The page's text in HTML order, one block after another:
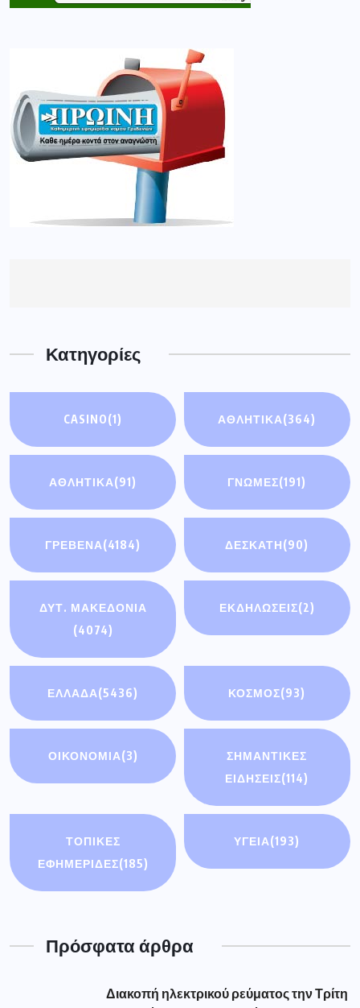
Κατηγορίες
CASINO(1) ΑΘΛΗΤΙΚΑ(364)
ΑΘΛΗΤΙΚΆ(91) ΓΝΩΜΕΣ(191)
ΓΡΕΒΕΝΑ(4184) ΔΕΣΚΑΤΗ(90)
ΔΥΤ. ΜΑΚΕΔΟΝΙΑ
(4074)
ΕΚΔΗΛΩΣΕΙΣ(2)
ΕΛΛΑΔΑ(5436) ΚΟΣΜΟΣ(93)
ΟΙΚΟΝΟΜΊΑ(3)
ΣΗΜΑΝΤΙΚΈΣ
ΕΙΔΉΣΕΙΣ(114)
ΤΟΠΙΚΕΣ
ΕΦΗΜΕΡΙΔΕΣ(185)
ΥΓΕΙΑ(193)
Πρόσφατα άρθρα
Διακοπή ηλεκτρικού ρεύματος την Τρίτη